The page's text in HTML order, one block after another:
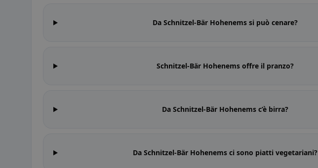
Da Schnitzel-Bär Hohenems si può cenare?
Schnitzel-Bär Hohenems offre il pranzo?
Da Schnitzel-Bär Hohenems c’è birra?
Da Schnitzel-Bär Hohenems ci sono piatti vegetariani?